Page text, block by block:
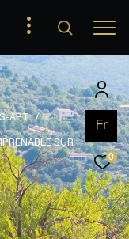
Fr
0
APT
SUR